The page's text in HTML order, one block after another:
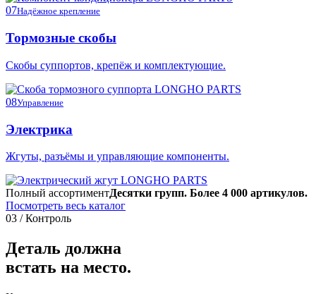
07Надёжное крепление
Тормозные скобы
Скобы суппортов, крепёж и комплектующие.
08Управление
Электрика
Жгуты, разъёмы и управляющие компоненты.
Полный ассортиментДесятки групп. Более 4 000 артикулов.
Посмотреть весь каталог
03 / Контроль
Деталь должна
встать на место.